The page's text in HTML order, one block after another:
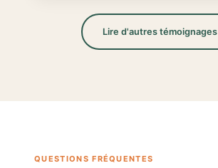
Lire d'autres témoignages
QUESTIONS FRÉQUENTES